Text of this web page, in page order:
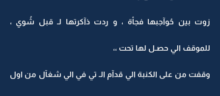
زوت بين حُوآجبها فجأة ، و ردت ذآكرتها لـ قبل شُوي ،
للموقف الي حصـل لها تحت ،،
وقفت من على الكنبة الي قدآم الـ تي في الي شغآل من اول